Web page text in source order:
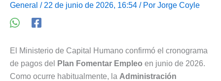
General / 22 de junio de 2026, 16:54 / Por Jorge Coyle
El Ministerio de Capital Humano confirmó el cronograma
de pagos del
Plan Fomentar Empleo en junio de 2026.
Como ocurre habitualmente, la Administración